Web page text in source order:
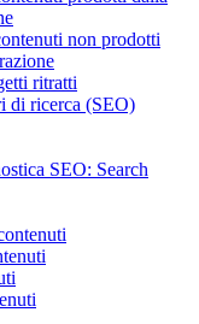
non prodotti
ritratti
di ricerca (SEO)
SEO: Search